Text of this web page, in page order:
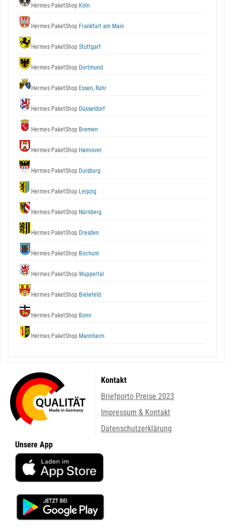
Hermes PaketShop Köln
Hermes PaketShop Frankfurt am Main
Hermes PaketShop Stuttgart
Hermes PaketShop Dortmund
Hermes PaketShop Essen, Ruhr
Hermes PaketShop Düsseldorf
Hermes PaketShop Bremen
Hermes PaketShop Hannover
Hermes PaketShop Duisburg
Hermes PaketShop Leipzig
Hermes PaketShop Nürnberg
Hermes PaketShop Dresden
Hermes PaketShop Bochum
Hermes PaketShop Wuppertal
Hermes PaketShop Bielefeld
Hermes PaketShop Bonn
Hermes PaketShop Mannheim
Kontakt
Briefporto Preise 2023
Impressum & Kontakt
Datenschutzerklärung
Unsere App